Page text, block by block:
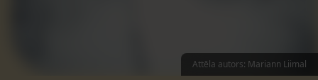
Attēla autors: Mariann Liimal